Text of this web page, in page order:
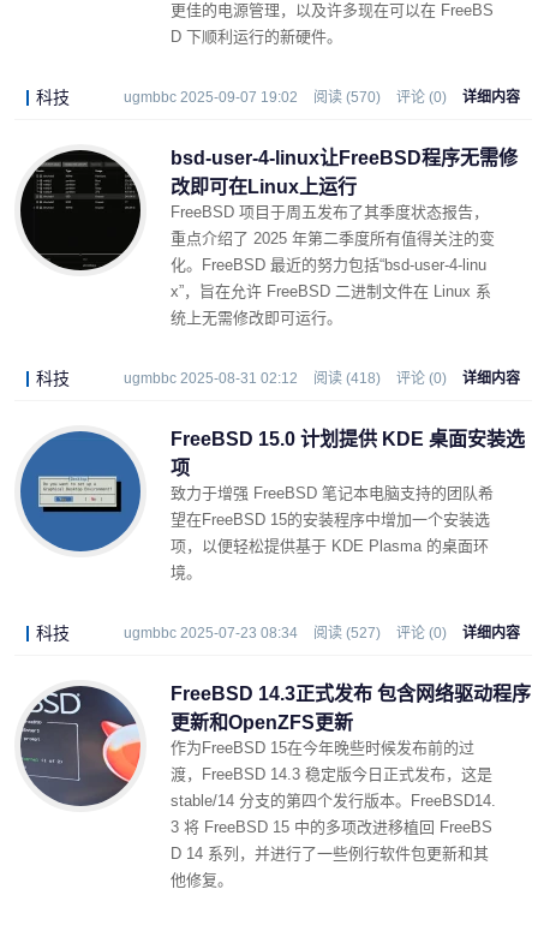
更佳的电源管理，以及许多现在可以在 FreeBS
D 下顺利运行的新硬件。
科技 ugmbbc 2025-09-07 19:02 阅读 (570) 评论 (0) 详细内容
bsd-user-4-linux让FreeBSD程序无需修
改即可在Linux上运行
FreeBSD 项目于周五发布了其季度状态报告，
重点介绍了 2025 年第二季度所有值得关注的变
化。FreeBSD 最近的努力包括“bsd-user-4-linu
x”，旨在允许 FreeBSD 二进制文件在 Linux 系
统上无需修改即可运行。
科技 ugmbbc 2025-08-31 02:12 阅读 (418) 评论 (0) 详细内容
FreeBSD 15.0 计划提供 KDE 桌面安装选
项
致力于增强 FreeBSD 笔记本电脑支持的团队希
望在FreeBSD 15的安装程序中增加一个安装选
项，以便轻松提供基于 KDE Plasma 的桌面环
境。
科技 ugmbbc 2025-07-23 08:34 阅读 (527) 评论 (0) 详细内容
FreeBSD 14.3正式发布 包含网络驱动程序
更新和OpenZFS更新
作为FreeBSD 15在今年晚些时候发布前的过
渡，FreeBSD 14.3 稳定版今日正式发布，这是
stable/14 分支的第四个发行版本。FreeBSD14.
3 将 FreeBSD 15 中的多项改进移植回 FreeBS
D 14 系列，并进行了一些例行软件包更新和其
他修复。